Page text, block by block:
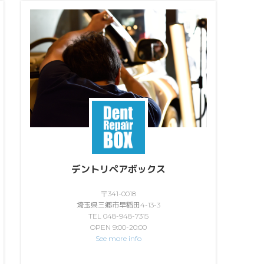
デントリペアボックス
〒341-0018
埼玉県三郷市早稲田4-13-3
TEL 048-948-7315
OPEN 9:00-20:00
See more info